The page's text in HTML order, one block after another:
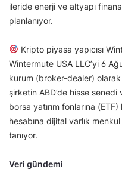
ileride enerji ve altyapı
planlanıyor.
Kripto piyasa yapıcısı
Wintermute USA LLC’yi 6
kurum (broker-dealer)
şirketin ABD’de hisse
borsa yatırım fonlarına
hesabına dijital varlık
tanıyor.
Veri gündemi